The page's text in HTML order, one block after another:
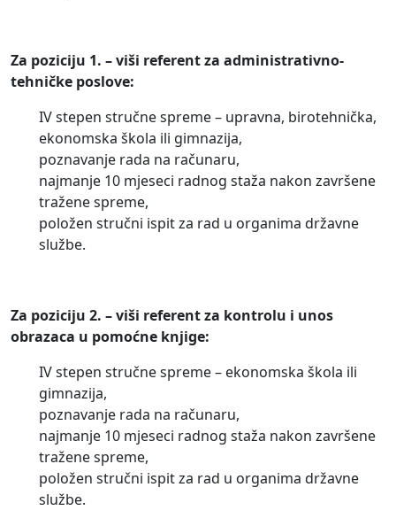
Za poziciju 1. – viši referent za administrativno-
tehničke poslove:
IV stepen stručne spreme – upravna, birotehnička,
ekonomska škola ili gimnazija,
poznavanje rada na računaru,
najmanje 10 mjeseci radnog staža nakon završene
tražene spreme,
položen stručni ispit za rad u organima državne
službe.
Za poziciju 2. – viši referent za kontrolu i unos
obrazaca u pomoćne knjige:
IV stepen stručne spreme – ekonomska škola ili
gimnazija,
poznavanje rada na računaru,
najmanje 10 mjeseci radnog staža nakon završene
tražene spreme,
položen stručni ispit za rad u organima državne
službe.